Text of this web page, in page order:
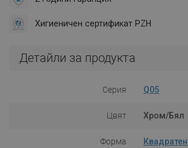
Хигиеничен сертификат PZH
Детайли за продукта
Серия Q05
Цвят Хром/Бял
Форма Квадратен